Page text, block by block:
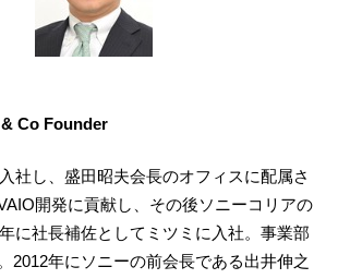
Co Founder
社し、盛田昭夫会長のオフィスに配属さ
開発に貢献し、その後ソニーコリアの
に社長補佐としてミツミに入社。事業部
2012年にソニーの前会長である出井伸之